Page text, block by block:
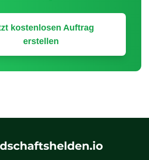
kostenlosen Auftrag
erstellen